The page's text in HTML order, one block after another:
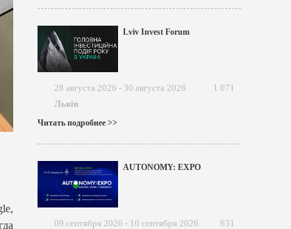
Lviv Invest Forum
28 августа 2026 - 30 августа 2026
1 071
Львів
Читать подробнее >>
AUTONOMY: EXPO
09 сентября 2026 - 10 сентября 2026
631